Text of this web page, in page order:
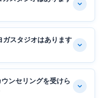
ガスタジオはあります
ンセリングを受けら